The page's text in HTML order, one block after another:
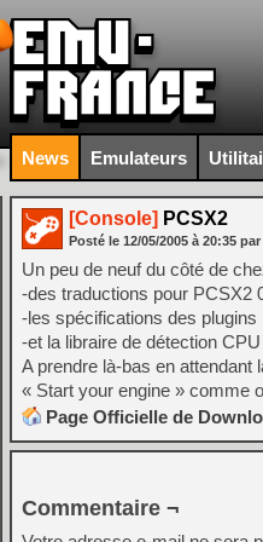
News Emulateurs
[Console] PCSX2
Posté le 12/05/2005 à 20:35
Un peu de neuf du côté de
-des traductions pour PCSX2
-les spécifications des plugins
-et la libraire de détection
A prendre là-bas en attendant
« Start your engine » comme
Page Officielle de
Commentaire ¬